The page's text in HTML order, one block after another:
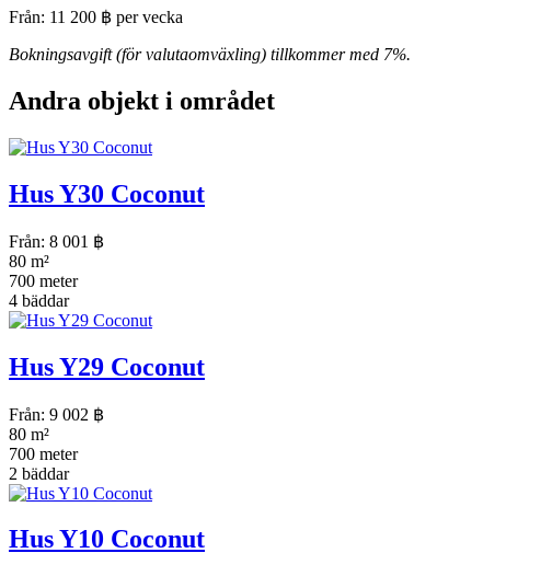
Från: 11 200 ฿ per vecka
Bokningsavgift (för valutaomväxling) tillkommer med 7%.
Andra objekt i området
Hus Y30 Coconut
Från: 8 001 ฿
80 m²
700 meter
4 bäddar
Hus Y29 Coconut
Från: 9 002 ฿
80 m²
700 meter
2 bäddar
Hus Y10 Coconut